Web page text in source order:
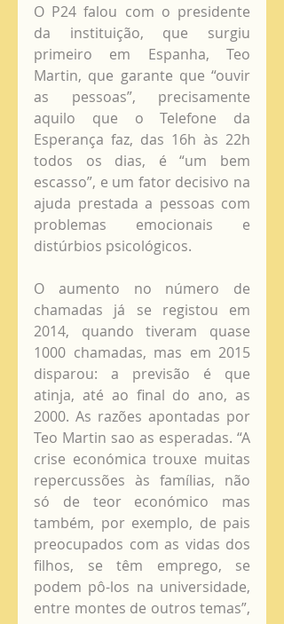
O P24 falou com o presidente
da instituição, que surgiu
primeiro em Espanha, Teo
Martin, que garante que “ouvir
as pessoas”, precisamente
aquilo que o Telefone da
Esperança faz, das 16h às 22h
todos os dias, é “um bem
escasso”, e um fator decisivo na
ajuda prestada a pessoas com
problemas emocionais e
distúrbios psicológicos.
O aumento no número de
chamadas já se registou em
2014, quando tiveram quase
1000 chamadas, mas em 2015
disparou: a previsão é que
atinja, até ao final do ano, as
2000. As razões apontadas por
Teo Martin sao as esperadas. “A
crise económica trouxe muitas
repercussões às famílias, não
só de teor económico mas
também, por exemplo, de pais
preocupados com as vidas dos
filhos, se têm emprego, se
podem pô-los na universidade,
entre montes de outros temas”,